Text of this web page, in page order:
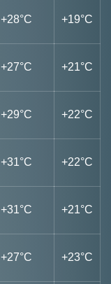
+28°C +19°C
+27°C +21°C
+29°C +22°C
+31°C +22°C
+31°C +21°C
+27°C +23°C